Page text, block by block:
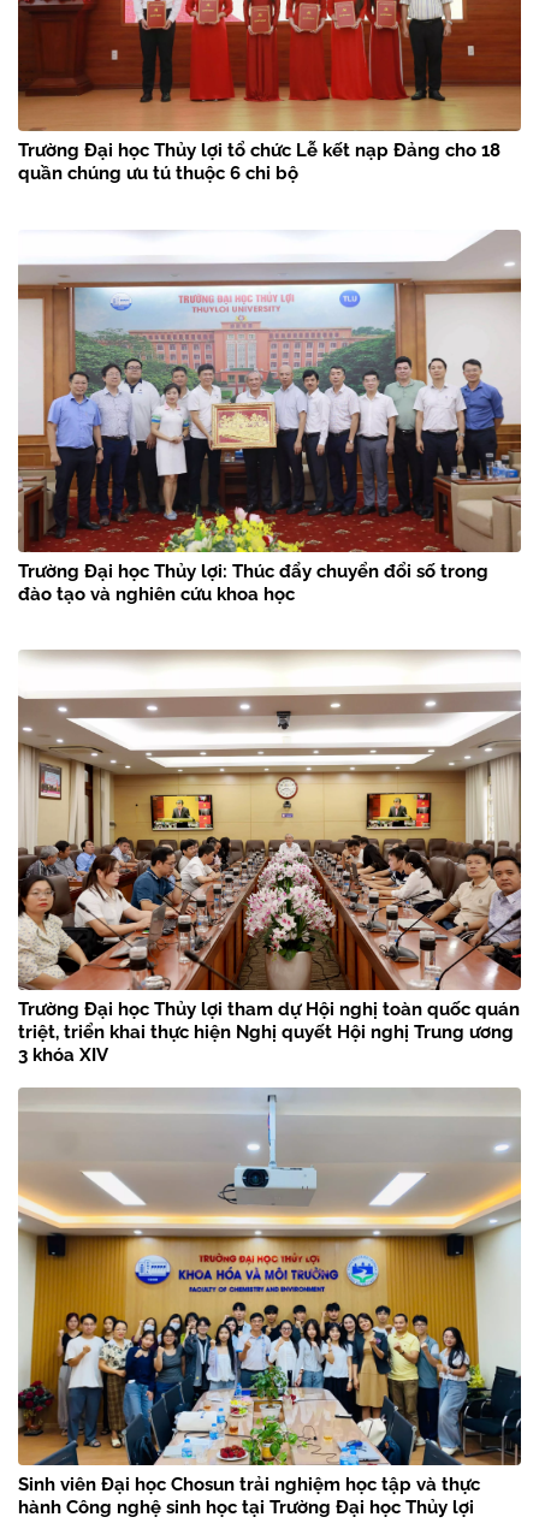
Trường Đại học Thủy lợi tổ chức Lễ kết nạp Đảng cho 18
quần chúng ưu tú thuộc 6 chi bộ
Trường Đại học Thủy lợi: Thúc đẩy chuyển đổi số trong
đào tạo và nghiên cứu khoa học
Trường Đại học Thủy lợi tham dự Hội nghị toàn quốc quán
triệt, triển khai thực hiện Nghị quyết Hội nghị Trung ương
3 khóa XIV
Sinh viên Đại học Chosun trải nghiệm học tập và thực
hành Công nghệ sinh học tại Trường Đại học Thủy lợi